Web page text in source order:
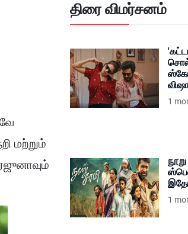
மற்றும்
திரை விமர்சனம்
1
1